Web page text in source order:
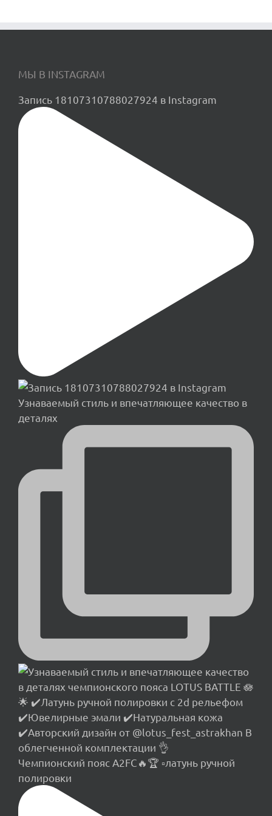
МЫ В INSTAGRAM
Запись 18107310788027924 в Instagram
Узнаваемый стиль и впечатляющее качество в
деталях
Чемпионский пояс A2FC🔥🏆 ▫️латунь ручной
полировки